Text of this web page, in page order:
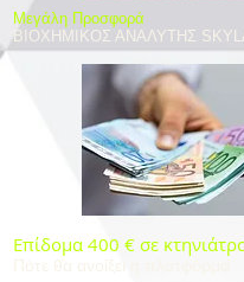
​Μεγάλη Προσφορά
ΒΙΟΧΗΜΙΚΟΣ ΑΝΑΛΥΤΗΣ
Επίδομα 400 € σε